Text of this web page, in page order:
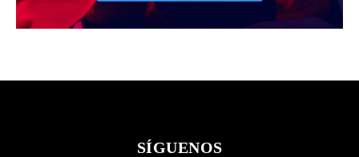
SÍGUENOS